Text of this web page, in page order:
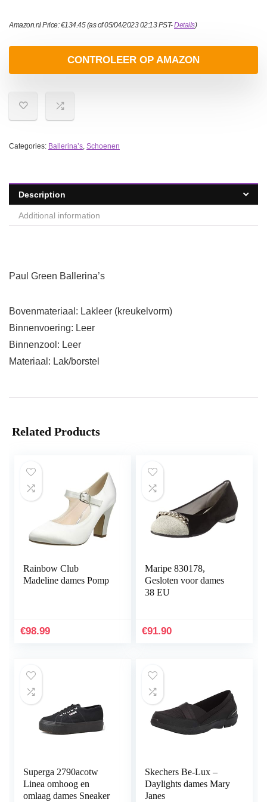
Amazon.nl Price:€134.45(as of 05/04/2023 02:13 PST-Details)
CONTROLEER OP AMAZON
Categories: Ballerina’s, Schoenen
Description
Additional information
Paul Green Ballerina’s
Bovenmateriaal: Lakleer (kreukelvorm)
Binnenvoering: Leer
Binnenzool: Leer
Materiaal: Lak/borstel
Related Products
Rainbow Club
Madeline dames Pomp
€98.99
Maripe 830178,
Gesloten voor dames
38 EU
€91.90
Superga 2790acotw
Linea omhoog en
omlaag dames Sneaker
Skechers Be-Lux –
Daylights dames Mary
Janes